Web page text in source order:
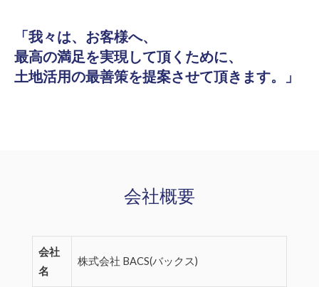
「我々は、お客様へ、
最高の満足を実現して頂くために、
土地活用の最善策を提案させて頂きます。」
会社概要
会社
名
株式会社 BACS(バックス)